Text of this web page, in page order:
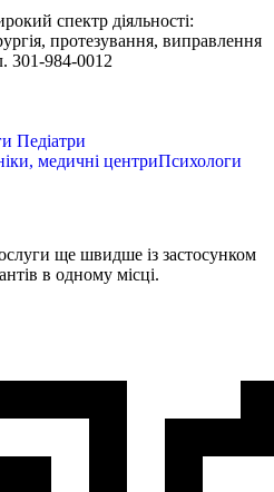
спектр діяльності:
протезування, виправлення
301-984-0012
Педіатри
медичні центриПсихологи
ще швидше із застосунком
в одному місці.